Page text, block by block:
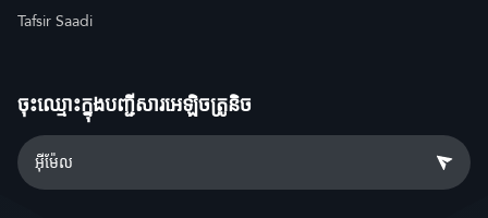
Tafsir Saadi
ចុះឈ្មោះ​ក្នុងបញ្ជីសារអេឡិចត្រូនិច